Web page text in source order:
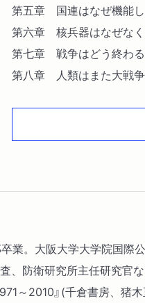
第五章 国連はなぜ機能
第六章 核兵器はなぜな
第七章 戦争はどう終わ
第八章 人類はまた大戦
業。大阪大学大学院国
、防衛研究所主任研究
2010』(千倉書房、猪